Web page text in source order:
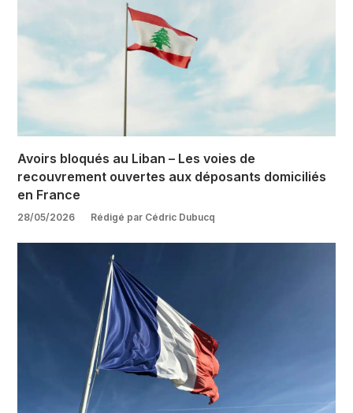
Avoirs bloqués au Liban – Les voies de
recouvrement ouvertes aux déposants domiciliés
en France
28/05/2026 Rédigé par Cédric Dubucq